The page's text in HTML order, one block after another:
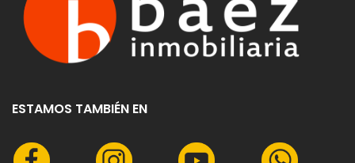
ESTAMOS TAMBIÉN EN